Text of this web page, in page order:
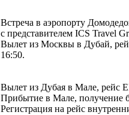
Встреча в аэропорту
с представителем ICS Travel
Вылет из Москвы в Дубай,
16:50.
Вылет из Дубая в Мале, рейс
Прибытие в Мале, получение
Регистрация на рейс